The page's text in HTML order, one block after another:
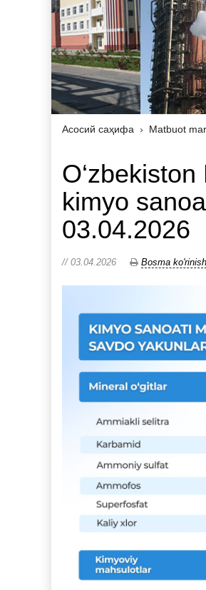
Асосий саҳифа Matbuot
kimyo
03.04.2026
// 03.04.2026 Bosma ko'rinish